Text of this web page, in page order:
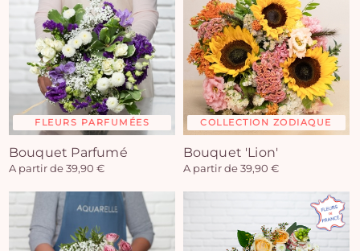
FLEURS PARFUMÉES
Bouquet Parfumé
A partir de 39,90 €
COLLECTION ZODIAQUE
Bouquet 'Lion'
A partir de 39,90 €